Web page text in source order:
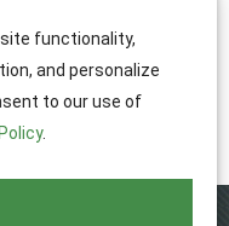
functionality,
and personalize
to our use of
.